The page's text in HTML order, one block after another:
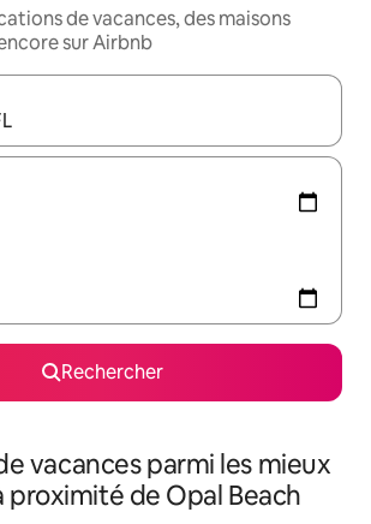
de vacances, des maisons
sur Airbnb
s'affichent, utilisez les flèches vers le
Rechercher
vacances parmi les mieux
proximité de Opal Beach